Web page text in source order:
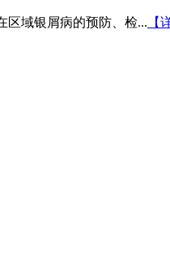
区域银屑病的预防、检... 【